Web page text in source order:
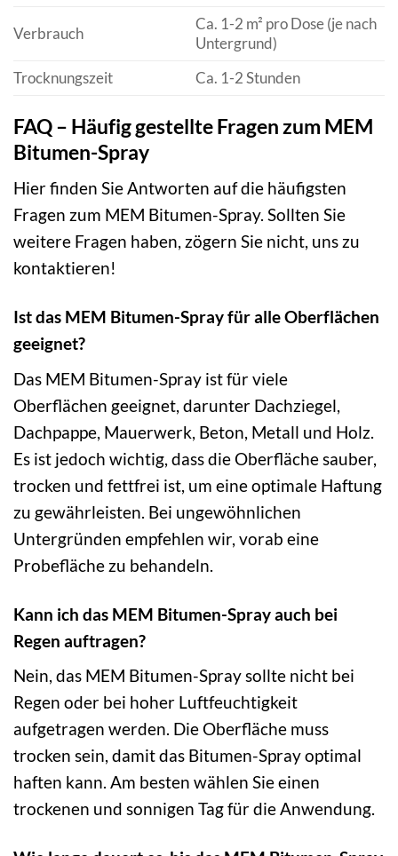
Verbrauch
Ca. 1-2 m² pro Dose (je nach
Untergrund)
Trocknungszeit
Ca. 1-2 Stunden
FAQ – Häufig gestellte Fragen zum MEM
Bitumen-Spray
Hier finden Sie Antworten auf die häufigsten
Fragen zum MEM Bitumen-Spray. Sollten Sie
weitere Fragen haben, zögern Sie nicht, uns zu
kontaktieren!
Ist das MEM Bitumen-Spray für alle Oberflächen
geeignet?
Das MEM Bitumen-Spray ist für viele
Oberflächen geeignet, darunter Dachziegel,
Dachpappe, Mauerwerk, Beton, Metall und Holz.
Es ist jedoch wichtig, dass die Oberfläche sauber,
trocken und fettfrei ist, um eine optimale Haftung
zu gewährleisten. Bei ungewöhnlichen
Untergründen empfehlen wir, vorab eine
Probefläche zu behandeln.
Kann ich das MEM Bitumen-Spray auch bei
Regen auftragen?
Nein, das MEM Bitumen-Spray sollte nicht bei
Regen oder bei hoher Luftfeuchtigkeit
aufgetragen werden. Die Oberfläche muss
trocken sein, damit das Bitumen-Spray optimal
haften kann. Am besten wählen Sie einen
trockenen und sonnigen Tag für die Anwendung.